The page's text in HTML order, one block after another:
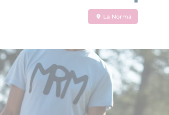
La Norma